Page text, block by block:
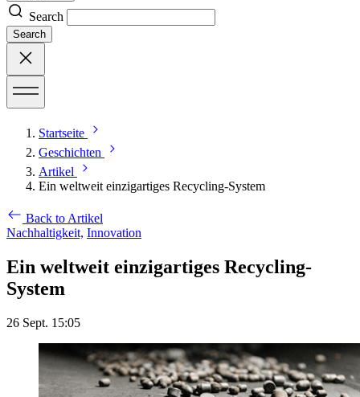
Search
Search
Startseite
Geschichten
Artikel
Ein weltweit einzigartiges Recycling-System
Back to Artikel
Nachhaltigkeit, Innovation
Ein weltweit einzigartiges Recycling-
System
26 Sept. 15:05